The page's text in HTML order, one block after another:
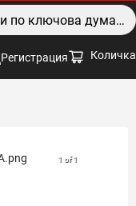
Регистрация Количка
1 of 1